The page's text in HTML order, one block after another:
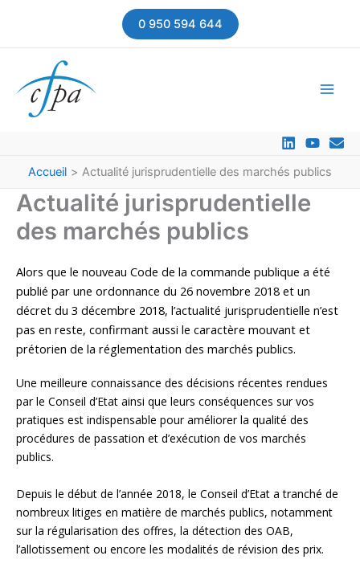
0 950 594 644
Accueil Actualité jurisprudentielle des marchés publics
Actualité jurisprudentielle
des marchés publics
Alors que le nouveau Code de la commande publique a été
publié par une ordonnance du 26 novembre 2018 et un
décret du 3 décembre 2018, l’actualité jurisprudentielle n’est
pas en reste, confirmant aussi le caractère mouvant et
prétorien de la réglementation des marchés publics.
Une meilleure connaissance des décisions récentes rendues
par le Conseil d’Etat ainsi que leurs conséquences sur vos
pratiques est indispensable pour améliorer la qualité des
procédures de passation et d’exécution de vos marchés
publics.
Depuis le début de l’année 2018, le Conseil d’Etat a tranché de
nombreux litiges en matière de marchés publics, notamment
sur la régularisation des offres, la détection des OAB,
l’allotissement ou encore les modalités de révision des prix.